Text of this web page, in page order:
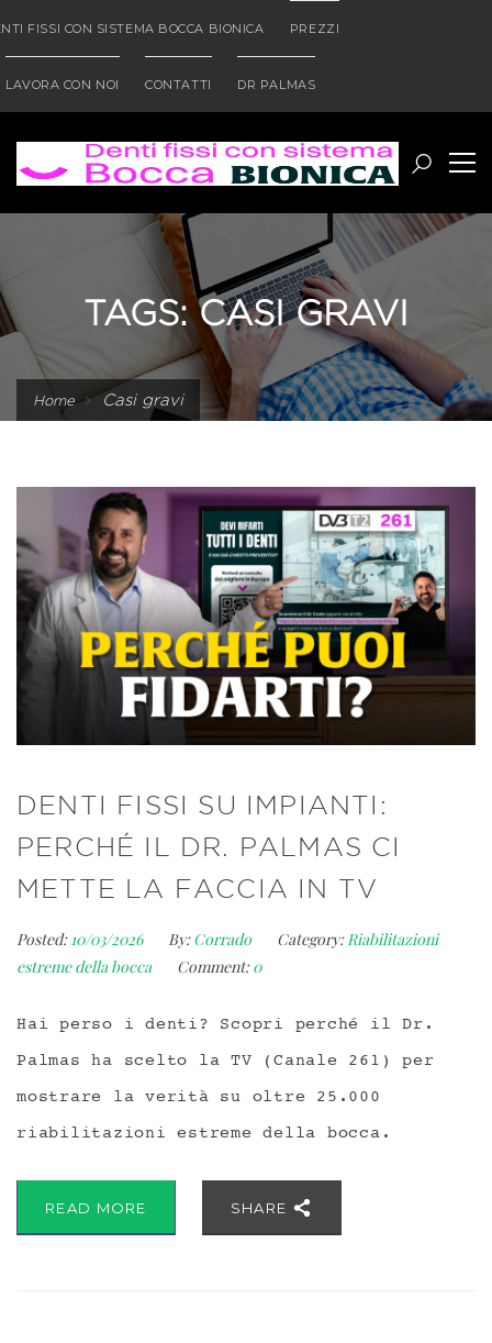
FISSI CON SISTEMA BOCCA BIONICA PREZZI
LAVORA CON NOI CONTATTI DR PALMAS
TAGS: CASI GRAVI
Home Casi gravi
DENTI FISSI SU IMPIANTI:
PERCHÉ IL DR. PALMAS CI
METTE LA FACCIA IN TV
Posted: 10/03/2026 By: Corrado Category:Riabilitazioni
estreme della bocca
Comment:0
Hai perso i denti? Scopri perché il Dr.
Palmas ha scelto la TV (Canale 261) per
mostrare la verità su oltre 25.000
riabilitazioni estreme della bocca.
READ MORE SHARE